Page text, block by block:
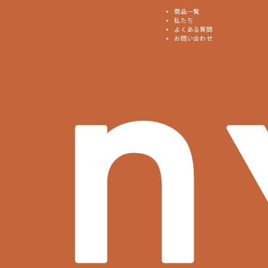
商品一覧
私たち
よくある質問
お問い合わせ